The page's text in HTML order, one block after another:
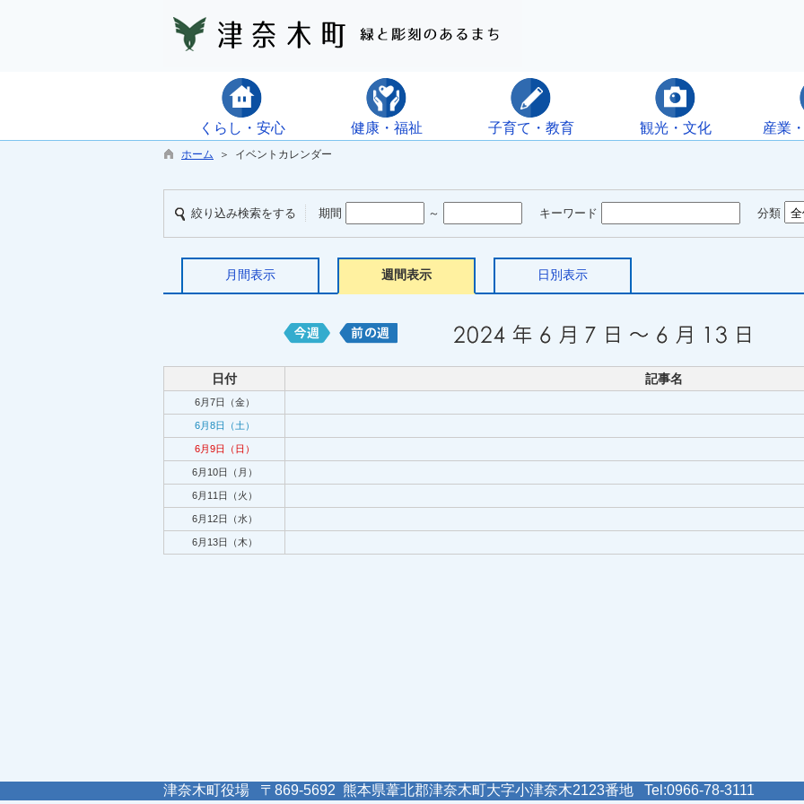
くらし・安心 健康・福祉 子育て・教育 観光・文化 産業
ホーム ＞ イベントカレンダー
絞り込み検索をする 期間 ～ キーワード 分類
月間表示 週間表示 日別表示
日付 記事名
6月7日（金）
6月8日（土）
6月9日（日）
6月10日（月）
6月11日（火）
6月12日（水）
6月13日（木）
津奈木町役場 〒869-5692 熊本県葦北郡津奈木町大字小津奈木2123番地 Tel:0966-78-3111